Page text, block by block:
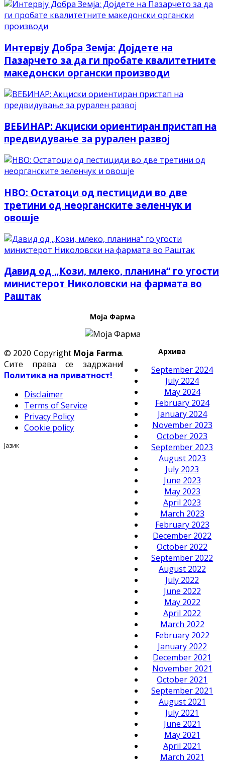
Интервју Добра Земја: Дојдете на
Пазарчето за да ги пробате квалитетните
македонски органски производи
ВЕБИНАР: Акциски ориентиран пристап на
предвидување за рурален развој
НВО: Oстатоци од пестициди во две
третини од неорганските зеленчук и
овошје
Давид од „Кози, млеко, планина“ го угости
министерот Николовски на фармата во
Раштак
Моја Фарма
Архива
September 2024
July 2024
May 2024
February 2024
January 2024
November 2023
October 2023
September 2023
August 2023
July 2023
June 2023
May 2023
April 2023
March 2023
February 2023
December 2022
October 2022
September 2022
August 2022
July 2022
June 2022
May 2022
April 2022
March 2022
February 2022
January 2022
December 2021
November 2021
October 2021
September 2021
August 2021
July 2021
June 2021
May 2021
April 2021
March 2021
© 2020 Copyright Moja Farma.
Сите права се задржани!
Политика на приватност!
Disclaimer
Terms of Service
Privacy Policy
Cookie policy
Јазик